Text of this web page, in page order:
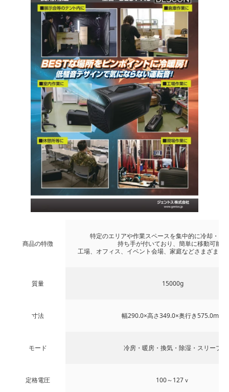
商品の特徴
特定のエリアや作業スペースを集中的に冷却・暖
持ち手が付いており、簡単に移動可能。
工場、オフィス、イベント会場、家庭などさまざまな
質量 15000g
寸法 幅290.0×高さ349.0×奥行き575.0mm
モード 冷房・暖房・換気・除湿・スリープ
定格電圧 100～127ｖ